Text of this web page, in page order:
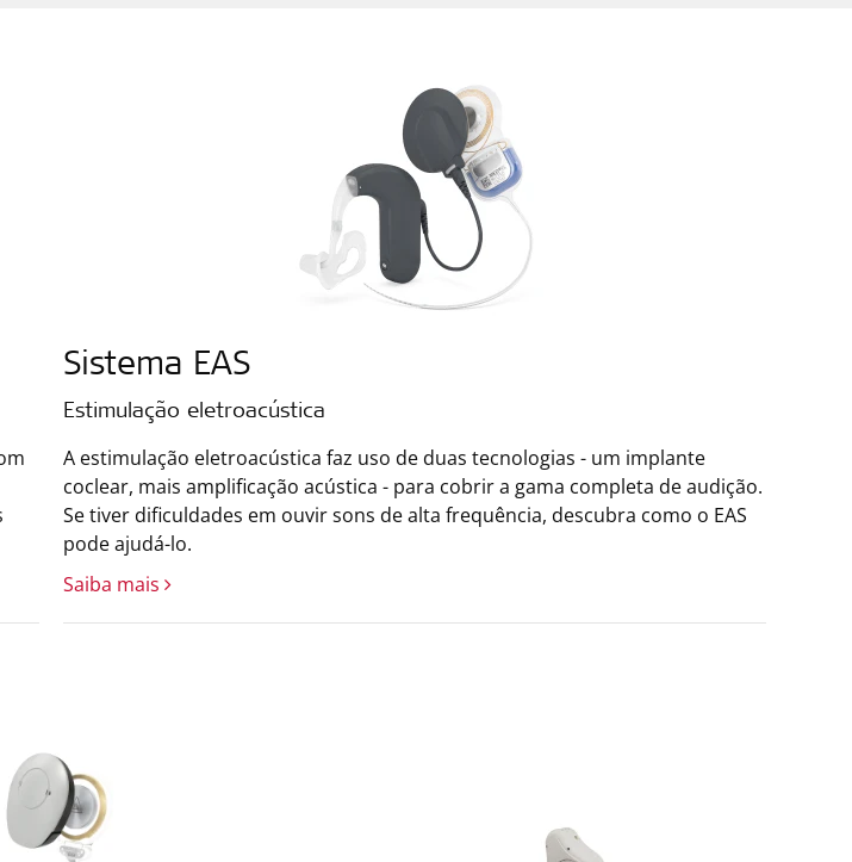
Sistema EAS
Estimulação eletroacústica
A estimulação eletroacústica faz uso de duas tecnologias - um implante
coclear, mais amplificação acústica - para cobrir a gama completa de audição.
Se tiver dificuldades em ouvir sons de alta frequência, descubra como o EAS
pode ajudá-lo.
Saiba mais